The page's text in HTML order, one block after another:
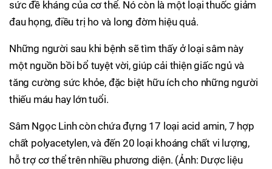
sức đề kháng của cơ thể. Nó còn là một loại thuốc giảm
đau họng, điều trị ho và long đờm hiệu quả.
Những người sau khi bệnh sẽ tìm thấy ở loại sâm này
một nguồn bồi bổ tuyệt vời, giúp cải thiện giấc ngủ và
tăng cường sức khỏe, đặc biệt hữu ích cho những người
thiếu máu hay lớn tuổi.
Sâm Ngọc Linh còn chứa đựng 17 loại acid amin, 7 hợp
chất polyacetylen, và đến 20 loại khoáng chất vi lượng,
hỗ trợ cơ thể trên nhiều phương diện. (Ảnh: Dược liệu